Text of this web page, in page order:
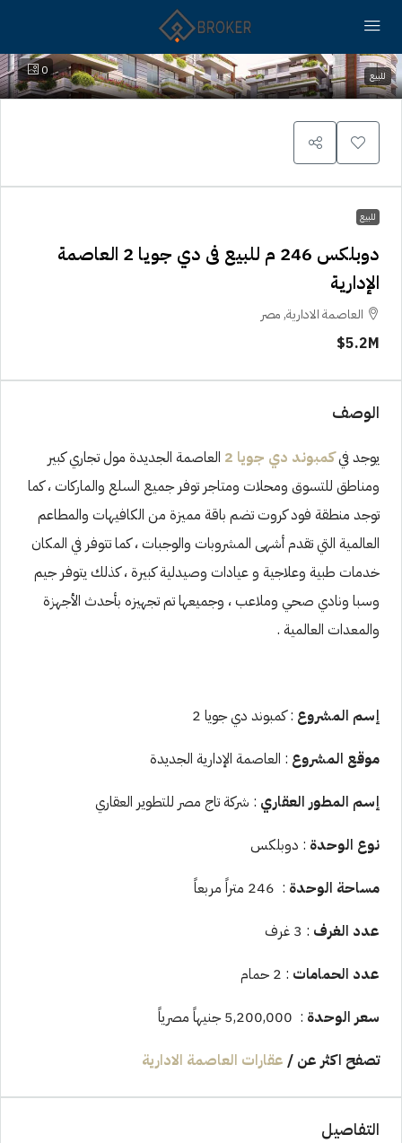
0 للبيع
للبيع
دوبلكس 246 م للبيع فى دي جويا 2 العاصمة
الإدارية
العاصمة الادارية, مصر
5.2M$
الوصف
يوجد فيكمبوند دي جويا 2
العاصمة الجديدة مول تجاري كبير
ومناطق للتسوق ومحلات ومتاجر توفر جميع السلع والماركات ، كما
توجد منطقة فود كروت تضم باقة مميزة من الكافيهات والمطاعم
العالمية التي تقدم أشهى المشروبات والوجبات ، كما تتوفر في المكان
خدمات طبية وعلاجية و عيادات وصيدلية كبيرة ، كذلك يتوفر جيم
وسبا ونادي صحي وملاعب ، وجميعها تم تجهيزه بأحدث الأجهزة
والمعدات العالمية .
إسم المشروع : كمبوند دي جويا 2
موقع المشروع : العاصمة الإدارية الجديدة
إسم المطور العقاري : شركة تاج مصر للتطوير العقاري
نوع الوحدة : دوبلكس
مساحة الوحدة : 246 متراً مربعاً
عدد الغرف : 3 غرف
عدد الحمامات : 2 حمام
سعر الوحدة : 5,200,000 جنيهاً مصرياً
تصفح اكثر عن / عقارات العاصمة الادارية
التفاصيل